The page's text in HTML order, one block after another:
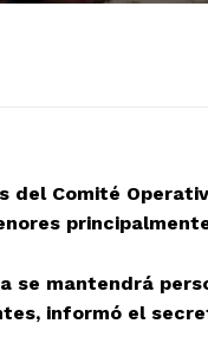
del Comité
se mantendrá
informó el